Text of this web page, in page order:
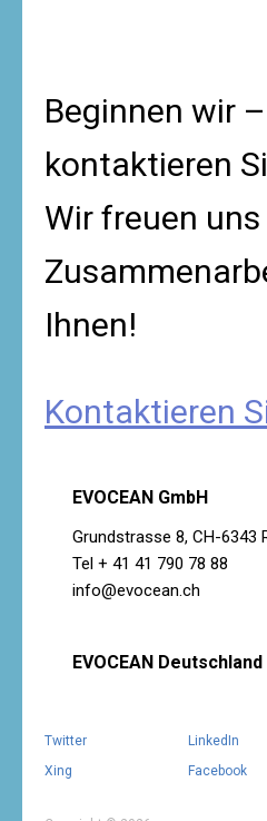
Beginnen wir –
kontaktieren
Wir freuen
Ihnen!
Kontaktieren
EVOCEAN GmbH
Grundstrasse 8, CH-6343
Tel + 41 41 790 78 88
info@evocean.ch
EVOCEAN Deutschland
Twitter
LinkedIn
Xing
Facebook